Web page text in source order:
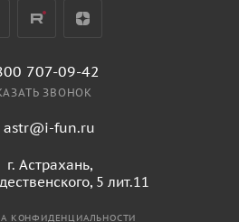
707-09-42
ЗВОНОК
astr@i-fun.ru
г. Астрахань,
5 лит.11
КОНФИДЕНЦИАЛЬНОСТИ